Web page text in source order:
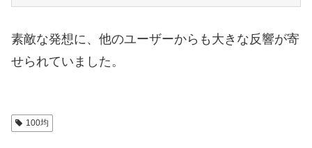
素敵な発想に、他のユーザーからも大きな反響が寄
せられていました。
100均